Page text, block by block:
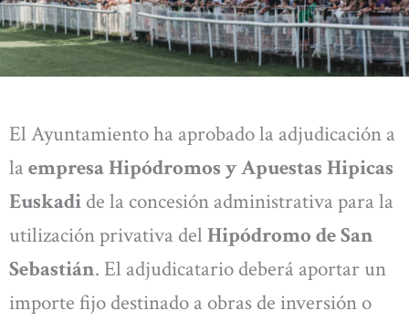
El Ayuntamiento ha aprobado la adjudicación a
la empresa Hipódromos y Apuestas Hipicas
Euskadi de la concesión administrativa para la
utilización privativa del Hipódromo de San
Sebastián. El adjudicatario deberá aportar un
importe fijo destinado a obras de inversión o